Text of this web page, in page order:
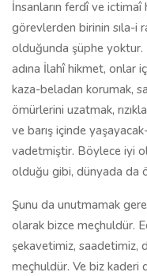
İnsanların ferdî ve ictimaî
görevlerden birinin sıla-i
olduğunda şüphe
adına İlahî hikmet, onlar
kaza-beladan korumak,
ömürlerini uzatmak,
ve barış içinde
vadetmiştir. Böylece iyi
olduğu gibi, dünyada da
Şunu da unutmamak
olarak bizce meçhuldür.
şekavetimiz, saadetimiz,
meçhuldür. Ve biz